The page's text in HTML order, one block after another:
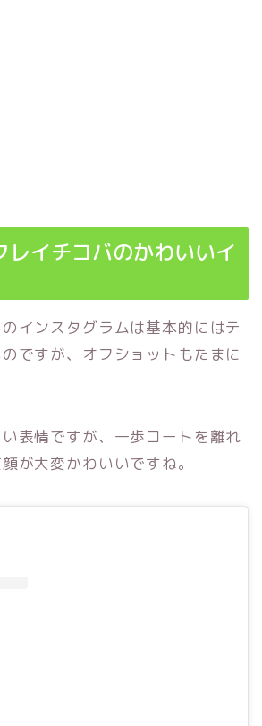
レイチコバのかわいいイ
インスタグラムは基本的にはテ
ですが、オフショットもたまに
表情ですが、一歩コートを離れ
が大変かわいいですね。